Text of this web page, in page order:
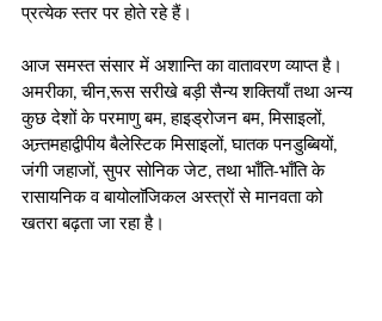
प्रत्येक स्तर पर होते रहे हैं।
आज समस्त संसार में अशान्ति का वातावरण व्याप्त है।
अमरीका, चीन,रूस सरीखे बड़ी सैन्य शक्तियाँ तथा अन्य
कुछ देशों के परमाणु बम, हाइड्रोजन बम, मिसाइलों,
अन्र्तमहाद्वीपीय बैलेस्टिक मिसाइलों, घातक पनडुब्बियों,
जंगी जहाजों, सुपर सोनिक जेट, तथा भाँति-भाँति के
रासायनिक व बायोलाॅजिकल अस्त्रों से मानवता को
खतरा बढ़ता जा रहा है।